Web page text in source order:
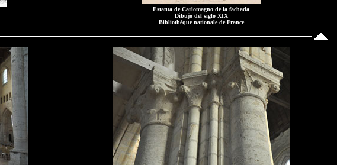
Estatua de Carlomagno de la fachada
Dibujo del siglo XIX
Bibliothèque nationale de France